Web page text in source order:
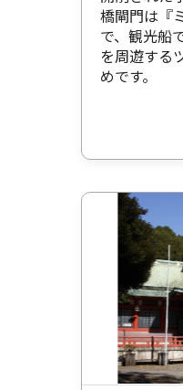
橋閘門は『
で、観光船
を周遊する
めです。